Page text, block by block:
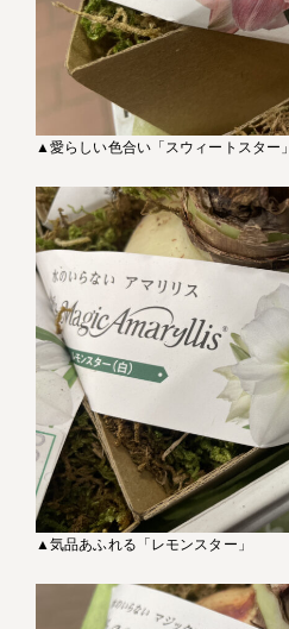
▲愛らしい色合い「スウィートスター」
▲気品あふれる「レモンスター」